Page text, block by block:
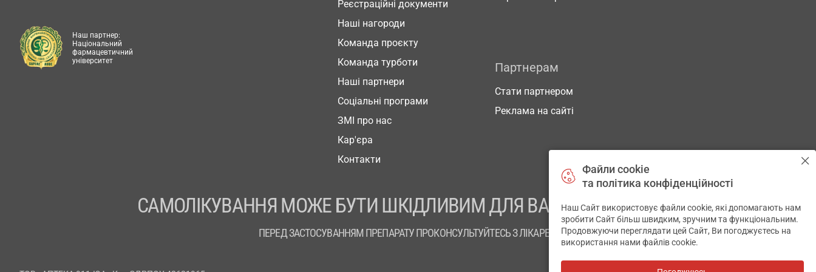
Реєстраційні документи
Наші нагороди
Команда проєкту
Команда турботи
Наші партнери
Соціальні програми
ЗМІ про нас
Кар'єра
Контакти
Партнерам
Стати партнером
Реклама на сайті
Наш партнер:
Національний
фармацевтичний
університет
САМОЛІКУВАННЯ МОЖЕ БУТИ ШКІДЛИВИМ ДЛЯ ВАШОГО ЗДОРОВ’Я
ПЕРЕД ЗАСТОСУВАННЯМ ПРЕПАРАТУ ПРОКОНСУЛЬТУЙТЕСЬ З ЛІКАРЕМ
Файли cookie
та політика конфіденційності
Наш Сайт використовує файли cookie, які допомагають нам
зробити Сайт більш швидким, зручним та функціональним.
Продовжуючи переглядати цей Сайт, Ви погоджуєтесь на
використання нами файлів cookie.
✕